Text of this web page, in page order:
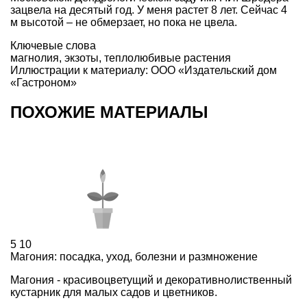
зацвела на десятый год. У меня растет 8 лет. Сейчас 4
м высотой – не обмерзает, но пока не цвела.
Ключевые слова
магнолия, экзоты, теплолюбивые растения
Иллюстрации к материалу: ООО «Издательский дом
«Гастроном»
ПОХОЖИЕ МАТЕРИАЛЫ
5 10
Магония: посадка, уход, болезни и размножение
Магония - красивоцветущий и декоративнолиственный
кустарник для малых садов и цветников.